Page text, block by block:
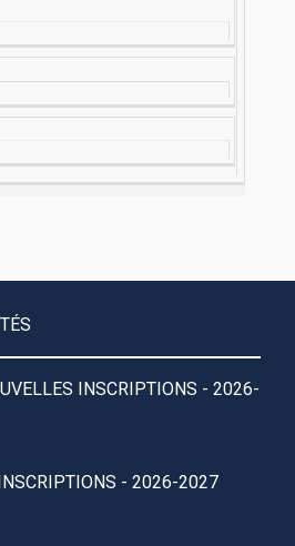
INSCRIPTIONS - 2026-
- 2026-2027